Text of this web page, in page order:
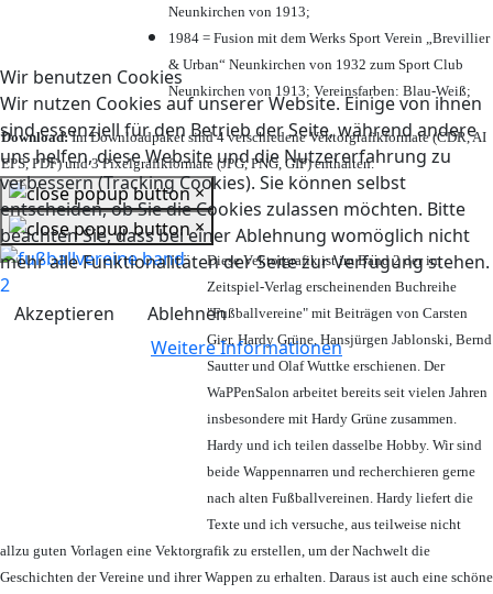
Wir benutzen Cookies
Wir nutzen Cookies auf unserer Website. Einige von ihnen
sind essenziell für den Betrieb der Seite, während andere
uns helfen, diese Website und die Nutzererfahrung zu
verbessern (Tracking Cookies). Sie können selbst
entscheiden, ob Sie die Cookies zulassen möchten. Bitte
beachten Sie, dass bei einer Ablehnung womöglich nicht
mehr alle Funktionalitäten der Seite zur Verfügung stehen.
Akzeptieren
Ablehnen
Weitere Informationen
Neunkirchen von 1913;
1984 = Fusion mit dem Werks Sport Verein „Brevillier
& Urban“ Neunkirchen von 1932 zum Sport Club
Neunkirchen von 1913; Vereinsfarben: Blau-Weiß;
Download:Im Downloadpaket sind 4 verschiedene Vektorgrafikformate (CDR, AI
EPS, PDF) und 3 Pixelgrafikformate (JPG, PNG, GIF) enthalten.
×
×
Diese Vektorgrafik ist im Band 2 der im
Zeitspiel-Verlag erscheinenden Buchreihe
"Fußballvereine" mit Beiträgen von Carsten
Gier, Hardy Grüne, Hansjürgen Jablonski, Bernd
Sautter und Olaf Wuttke erschienen. Der
WaPPenSalon arbeitet bereits seit vielen Jahren
insbesondere mit Hardy Grüne zusammen.
Hardy und ich teilen dasselbe Hobby. Wir sind
beide Wappennarren und recherchieren gerne
nach alten Fußballvereinen. Hardy liefert die
Texte und ich versuche, aus teilweise nicht
allzu guten Vorlagen eine Vektorgrafik zu erstellen, um der Nachwelt die
Geschichten der Vereine und ihrer Wappen zu erhalten. Daraus ist auch eine schöne